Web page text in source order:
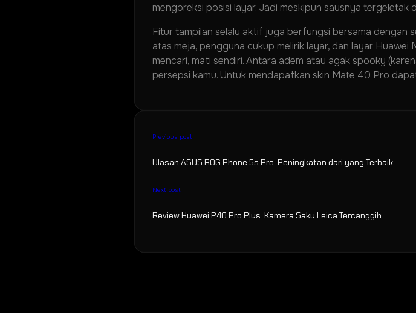
mengoreksi posisi layar. Jadi meskipun sausnya
Fitur tampilan selalu aktif juga berfungsi bersama dengan
atas meja, pengguna cukup melirik layar, dan layar
mencari, mati sendiri. Antara adem atau agak spooky
persepsi kamu. Untuk mendapatkan skin Mate 40 Pro
Previous post
Ulasan ASUS ROG Phone 5s Pro: Peningkatan dari yang Terbaik
Next post
Review Huawei P40 Pro Plus: Kamera Saku Leica Tercanggih